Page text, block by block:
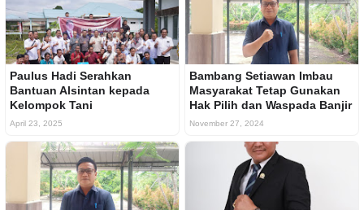
Paulus Hadi Serahkan
Bantuan Alsintan kepada
Kelompok Tani
April 23, 2025
Bambang Setiawan Imbau
Masyarakat Tetap Gunakan
Hak Pilih dan Waspada Banjir
November 27, 2024